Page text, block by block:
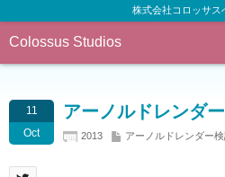
株式会社コロッサス
Colossus Studios
11
Oct
アーノルドレンダ
2013 アーノルドレンダー